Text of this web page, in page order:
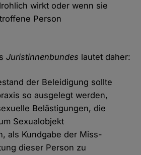
wirkt oder wenn sie
Person
Juristinnenbundes lautet daher:
der Beleidigung sollte
so ausgelegt werden,
Belästigungen, die
Sexualobjekt
als Kundgabe der Miss-
dieser Person zu